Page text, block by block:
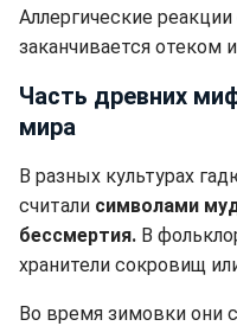
Аллергические
заканчивается отеком
Часть древних
мира
В разных культурах
считали символами
бессмертия. В
хранители сокровищ
Во время зимовки они